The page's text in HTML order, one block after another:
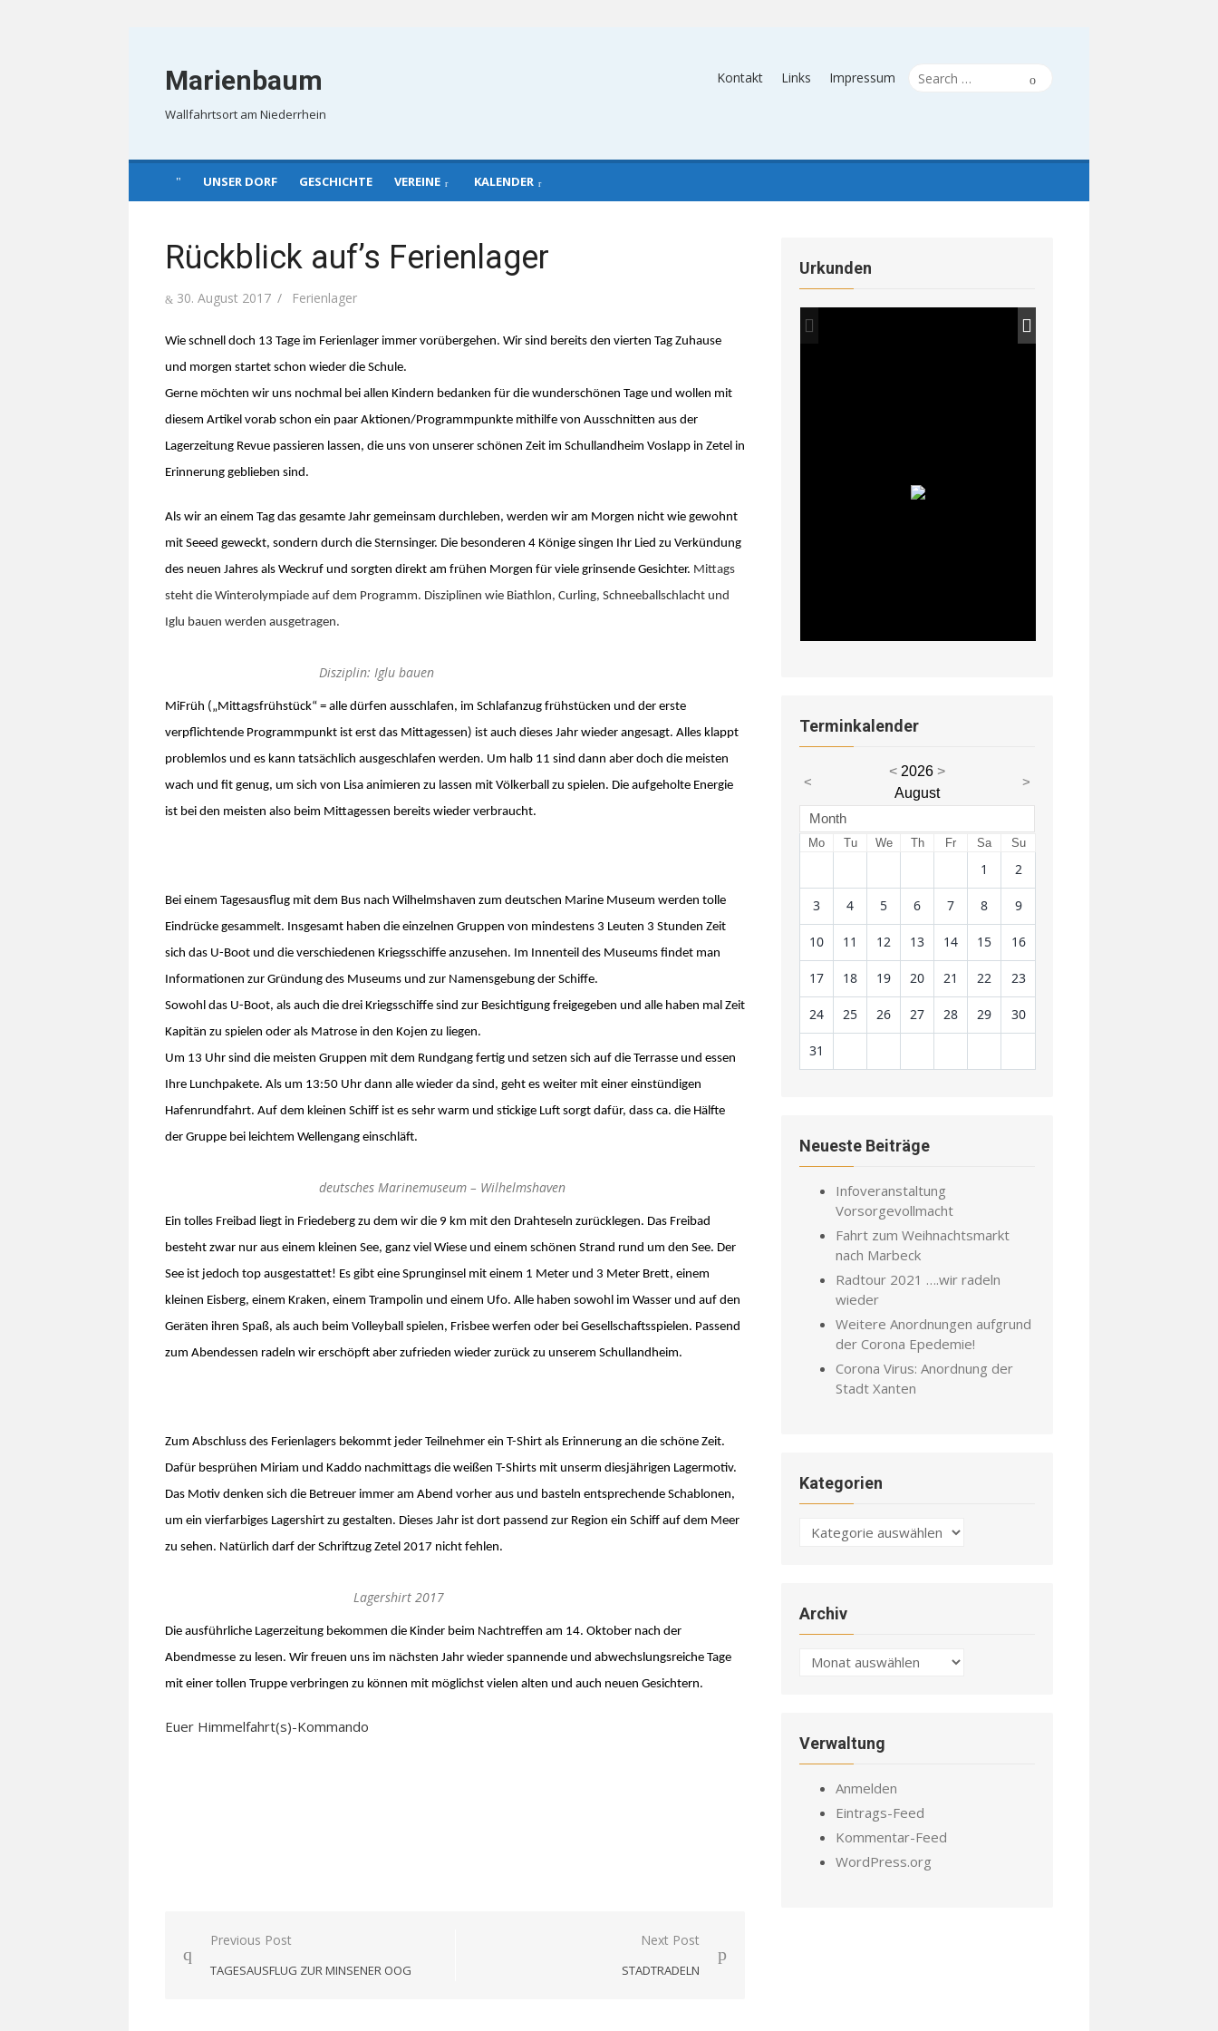
Marienbaum
Wallfahrtsort am Niederrhein
Search
Search
Kontakt Links Impressum
UNSER DORF GESCHICHTE VEREINE KALENDER
Rückblick auf’s Ferienlager
Posted
30. August 2017 Author
Ferienlager
Wie schnell doch 13 Tage im Ferienlager immer vorübergehen. Wir sind bereits den vierten Tag Zuhause
und morgen startet schon wieder die Schule.
Gerne möchten wir uns nochmal bei allen Kindern bedanken für die wunderschönen Tage und wollen mit
diesem Artikel vorab schon ein paar Aktionen/Programmpunkte mithilfe von Ausschnitten aus der
Lagerzeitung Revue passieren lassen, die uns von unserer schönen Zeit im Schullandheim Voslapp in Zetel in
Erinnerung geblieben sind.
Als wir an einem Tag das gesamte Jahr gemeinsam durchleben, werden wir am Morgen nicht wie gewohnt
mit Seeed geweckt, sondern durch die Sternsinger. Die besonderen 4 Könige singen Ihr Lied zu Verkündung
des neuen Jahres als Weckruf und sorgten direkt am frühen Morgen für viele grinsende Gesichter. Mittags
steht die Winterolympiade auf dem Programm. Disziplinen wie Biathlon, Curling, Schneeballschlacht und
Iglu bauen werden ausgetragen.
Disziplin: Iglu bauen
MiFrüh („Mittagsfrühstück“ = alle dürfen ausschlafen, im Schlafanzug frühstücken und der erste
verpflichtende Programmpunkt ist erst das Mittagessen) ist auch dieses Jahr wieder angesagt. Alles klappt
problemlos und es kann tatsächlich ausgeschlafen werden. Um halb 11 sind dann aber doch die meisten
wach und fit genug, um sich von Lisa animieren zu lassen mit Völkerball zu spielen. Die aufgeholte Energie
ist bei den meisten also beim Mittagessen bereits wieder verbraucht.
Bei einem Tagesausflug mit dem Bus nach Wilhelmshaven zum deutschen Marine Museum werden tolle
Eindrücke gesammelt. Insgesamt haben die einzelnen Gruppen von mindestens 3 Leuten 3 Stunden Zeit
sich das U-Boot und die verschiedenen Kriegsschiffe anzusehen. Im Innenteil des Museums findet man
Informationen zur Gründung des Museums und zur Namensgebung der Schiffe.
Sowohl das U-Boot, als auch die drei Kriegsschiffe sind zur Besichtigung freigegeben und alle haben mal Zeit
Kapitän zu spielen oder als Matrose in den Kojen zu liegen.
Um 13 Uhr sind die meisten Gruppen mit dem Rundgang fertig und setzen sich auf die Terrasse und essen
Ihre Lunchpakete. Als um 13:50 Uhr dann alle wieder da sind, geht es weiter mit einer einstündigen
Hafenrundfahrt. Auf dem kleinen Schiff ist es sehr warm und stickige Luft sorgt dafür, dass ca. die Hälfte
der Gruppe bei leichtem Wellengang einschläft.
deutsches Marinemuseum – Wilhelmshaven
Ein tolles Freibad liegt in Friedeberg zu dem wir die 9 km mit den Drahteseln zurücklegen. Das Freibad
besteht zwar nur aus einem kleinen See, ganz viel Wiese und einem schönen Strand rund um den See. Der
See ist jedoch top ausgestattet! Es gibt eine Sprunginsel mit einem 1 Meter und 3 Meter Brett, einem
kleinen Eisberg, einem Kraken, einem Trampolin und einem Ufo. Alle haben sowohl im Wasser und auf den
Geräten ihren Spaß, als auch beim Volleyball spielen, Frisbee werfen oder bei Gesellschaftsspielen. Passend
zum Abendessen radeln wir erschöpft aber zufrieden wieder zurück zu unserem Schullandheim.
Zum Abschluss des Ferienlagers bekommt jeder Teilnehmer ein T-Shirt als Erinnerung an die schöne Zeit.
Dafür besprühen Miriam und Kaddo nachmittags die weißen T-Shirts mit unserm diesjährigen Lagermotiv.
Das Motiv denken sich die Betreuer immer am Abend vorher aus und basteln entsprechende Schablonen,
um ein vierfarbiges Lagershirt zu gestalten. Dieses Jahr ist dort passend zur Region ein Schiff auf dem Meer
zu sehen. Natürlich darf der Schriftzug Zetel 2017 nicht fehlen.
Lagershirt 2017
Die ausführliche Lagerzeitung bekommen die Kinder beim Nachtreffen am 14. Oktober nach der
Abendmesse zu lesen. Wir freuen uns im nächsten Jahr wieder spannende und abwechslungsreiche Tage
mit einer tollen Truppe verbringen zu können mit möglichst vielen alten und auch neuen Gesichtern.
Euer Himmelfahrt(s)-Kommando
Beitragsnavigation
Previous Post
TAGESAUSFLUG ZUR MINSENER OOG
Next Post
STADTRADELN
Urkunden
Terminkalender
<
< 2026 >
August
>
Month
Mo Tu We Th Fr Sa Su
1 2
3 4 5 6 7 8 9
10 11 12 13 14 15 16
17 18 19 20 21 22 23
24 25 26 27 28 29 30
31
Neueste Beiträge
Infoveranstaltung
Vorsorgevollmacht
Fahrt zum Weihnachtsmarkt
nach Marbeck
Radtour 2021 ….wir radeln
wieder
Weitere Anordnungen aufgrund
der Corona Epedemie!
Corona Virus: Anordnung der
Stadt Xanten
Kategorien
Kategorien
Archiv
Archiv
Verwaltung
Anmelden
Eintrags-Feed
Kommentar-Feed
WordPress.org